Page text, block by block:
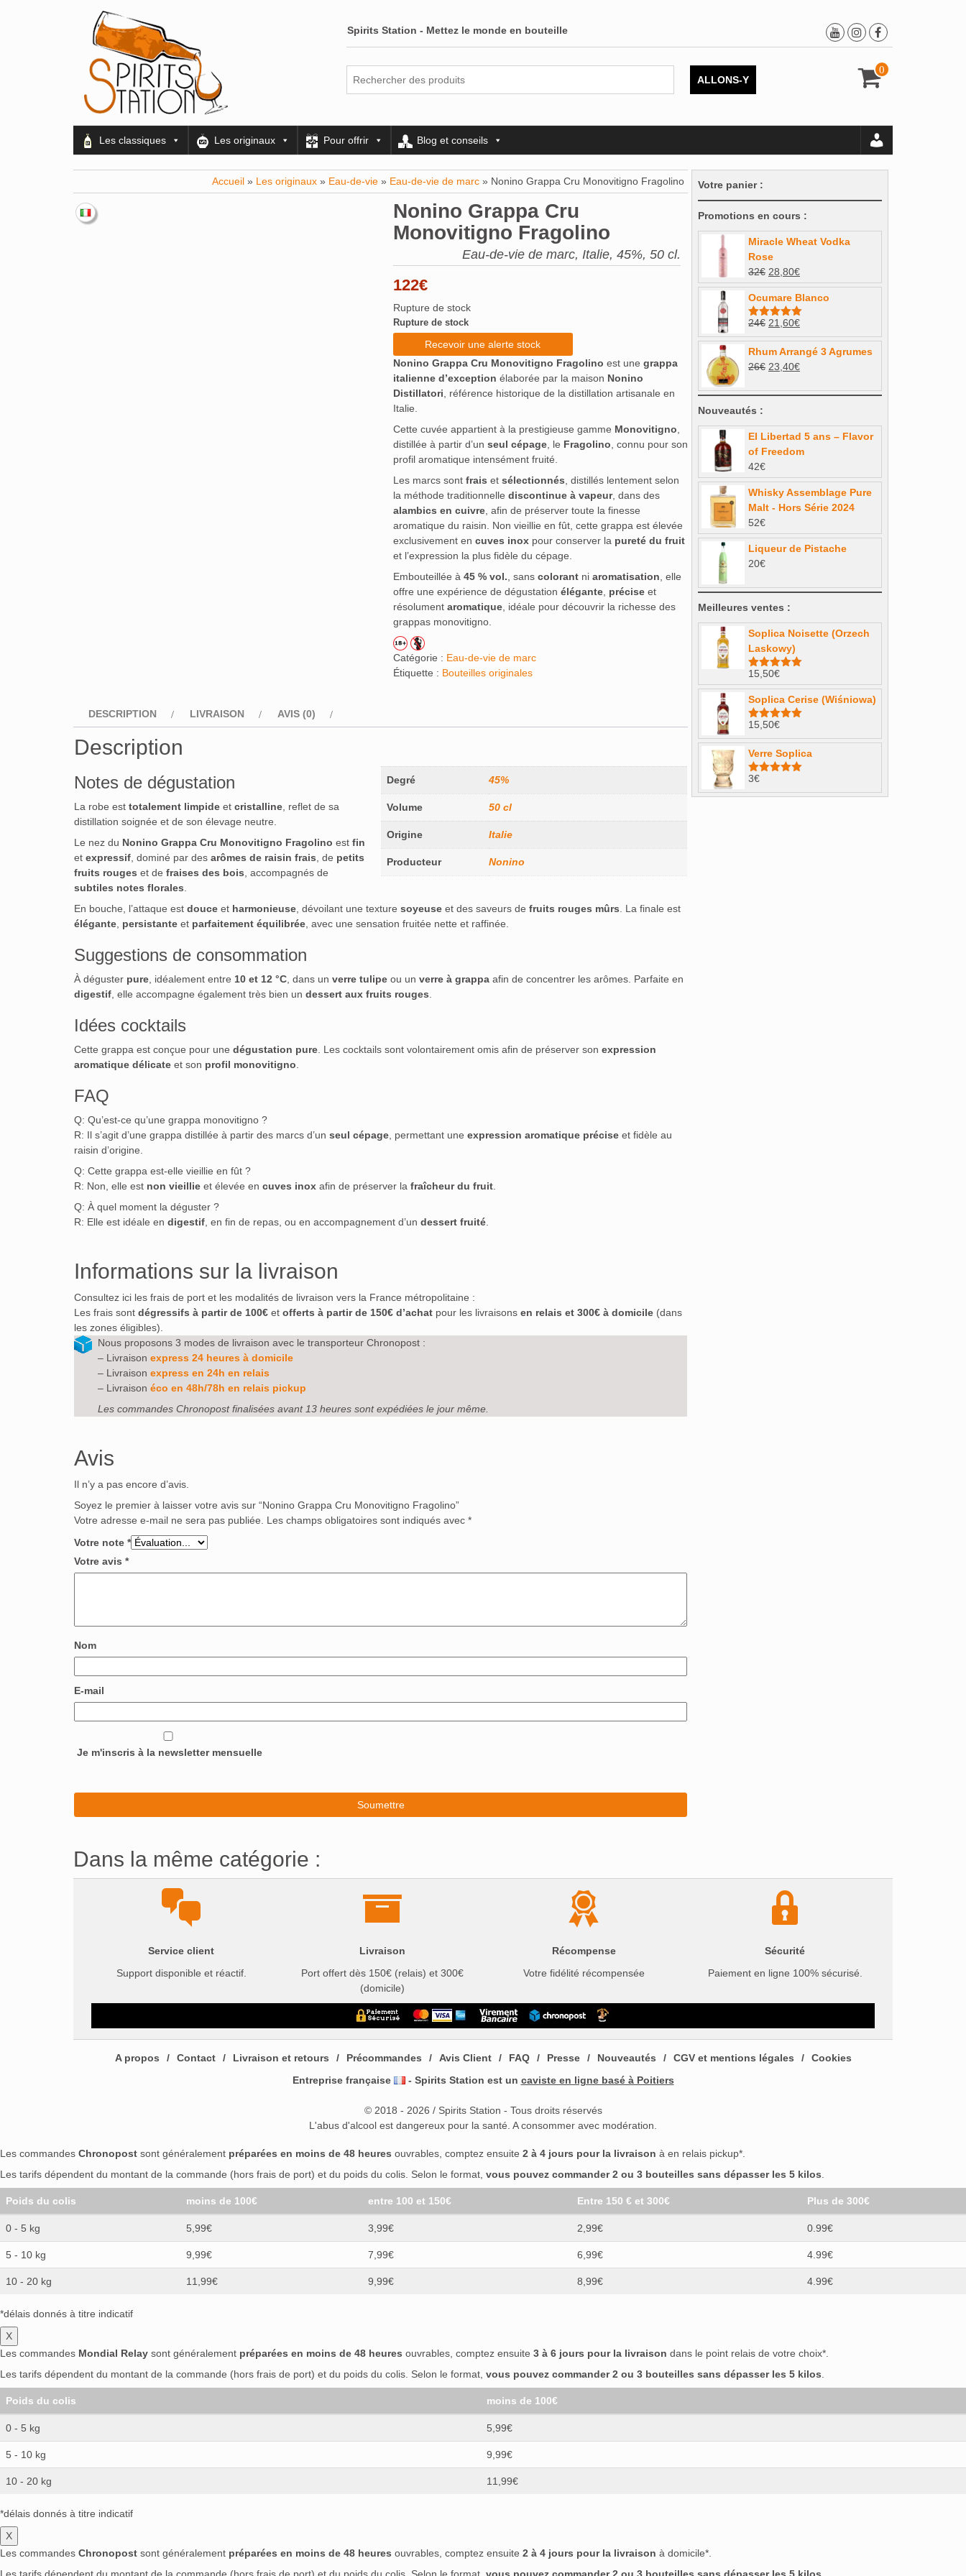
Spirits Station - Mettez le monde en bouteille
0
ALLONS-Y
Les classiques Les originaux Pour offrir Blog et conseils
Accueil » Les originaux » Eau-de-vie » Eau-de-vie de marc » Nonino Grappa Cru Monovitigno Fragolino
Nonino Grappa Cru
Monovitigno Fragolino
Eau-de-vie de marc, Italie, 45%, 50 cl.
122€
Rupture de stock
Rupture de stock
Recevoir une alerte stock
Nonino Grappa Cru Monovitigno Fragolino est une grappa
italienne d’exception élaborée par la maison Nonino
Distillatori , référence historique de la distillation artisanale en
Italie.
Cette cuvée appartient à la prestigieuse gamme Monovitigno
distillée à partir d’un seul cépage, le Fragolino , connu pour son
profil aromatique intensément fruité.
Les marcs sont frais et sélectionnés , distillés lentement selon
la méthode traditionnelle discontinue à vapeur, dans des
alambics en cuivre, afin de préserver toute la finesse
aromatique du raisin. Non vieillie en fût, cette grappa est élevée
exclusivement en cuves inoxpour conserver la pureté du fruit
et l’expression la plus fidèle du cépage.
Embouteillée à 45 % vol. , sans colorantni aromatisation , elle
offre une expérience de dégustation élégante, préciseet
résolument aromatique, idéale pour découvrir la richesse des
grappas monovitigno.
Catégorie : Eau-de-vie de marc
Étiquette : Bouteilles originales
DESCRIPTION LIVRAISON AVIS (0)
Description
Degré 45%
Volume 50 cl
Origine Italie
Producteur Nonino
Notes de dégustation
La robe est totalement limpide et cristalline, reflet de sa
distillation soignée et de son élevage neutre.
Le nez du Nonino Grappa Cru Monovitigno Fragolino est fin
et expressif, dominé par des arômes de raisin frais, de petits
fruits rouges et de fraises des bois, accompagnés de
subtiles notes florales.
En bouche, l’attaque est douce et harmonieuse, dévoilant une texture soyeuse et des saveurs de fruits rouges mûrs. La finale est
élégante, persistante et parfaitement équilibrée, avec une sensation fruitée nette et raffinée.
Suggestions de consommation
À déguster pure, idéalement entre 10 et 12 °C, dans un verre tulipe ou un verre à grappa afin de concentrer les arômes. Parfaite en
digestif, elle accompagne également très bien un dessert aux fruits rouges.
Idées cocktails
Cette grappa est conçue pour une dégustation pure. Les cocktails sont volontairement omis afin de préserver son expression
aromatique délicate et son profil monovitigno.
FAQ
Q: Qu’est-ce qu’une grappa monovitigno ?
R: Il s’agit d’une grappa distillée à partir des marcs d’un seul cépage, permettant une expression aromatique précise et fidèle au
raisin d’origine.
Q: Cette grappa est-elle vieillie en fût ?
R: Non, elle est non vieillie et élevée en cuves inox afin de préserver la fraîcheur du fruit.
Q: À quel moment la déguster ?
R: Elle est idéale en digestif, en fin de repas, ou en accompagnement d’un dessert fruité.
Informations sur la livraison
Consultez ici les frais de port et les modalités de livraison vers la France métropolitaine :
Les frais sont dégressifs à partir de 100€ et offerts à partir de 150€ d’achat pour les livraisons en relais et 300€ à domicile (dans
les zones éligibles).
Nous proposons 3 modes de livraison avec le transporteur Chronopost :
– Livraison express 24 heures à domicile
– Livraison express en 24h en relais
– Livraison éco en 48h/78h en relais pickup
Les commandes Chronopost finalisées avant 13 heures sont expédiées le jour même.
Avis
Il n’y a pas encore d’avis.
Soyez le premier à laisser votre avis sur “Nonino Grappa Cru Monovitigno Fragolino”
Votre adresse e-mail ne sera pas publiée.
Les champs obligatoires sont indiqués avec *
Votre note *
Votre avis *
Nom
E-mail
Je m'inscris à la newsletter mensuelle
Dans la même catégorie :
Votre panier :
Promotions en cours :
Miracle Wheat Vodka
Rose
32€ Le
prix
initial
était :
32€.
28,80€Le
prix
actuel
est :
28,80€.
Ocumare Blanco
Note5.00
sur 5
24€ Le
prix
initial
était :
21,60€Le
prix
actuel
est :
Rhum Arrangé 3 Agrumes
26€ Le
initial
26€.
23,40€Le
actuel
23,40€.
Nouveautés :
El Libertad 5 ans – Flavor
of Freedom
42€
Whisky Assemblage Pure
Malt - Hors Série 2024
52€
Liqueur de Pistache
20€
Meilleures ventes :
Soplica Noisette (Orzech
Laskowy)
Note4.98
sur 5
15,50€
Soplica Cerise (Wiśniowa)
Note5.00
sur 5
15,50€
Verre Soplica
Note
sur 5
3€
Service client
Support disponible et réactif.
Livraison
Port offert dès 150€ (relais) et 300€
(domicile)
Récompense
Votre fidélité récompensée
Sécurité
Paiement en ligne 100% sécurisé.
A propos Contact Livraison et retours Précommandes Avis Client FAQ Presse Nouveautés CGV et mentions légales
Cookies
Entreprise française
- Spirits Station est un caviste en ligne basé à Poitiers
© 2018 - 2026 / Spirits Station - Tous droits réservés
L'abus d'alcool est dangereux pour la santé. A consommer avec modération.
Les commandes Chronopost sont généralement préparées en moins de 48 heures ouvrables, comptez ensuite 2 à 4 jours pour la livraison à en relais pickup*.
Les tarifs dépendent du montant de la commande (hors frais de port) et du poids du colis. Selon le format, vous pouvez commander 2 ou 3 bouteilles sans dépasser les 5 kilos
Poids du colis moins de 100€ entre 100 et 150€ Entre 150 € et 300€ Plus de 300€
0 - 5 kg 5,99€ 3,99€ 2,99€ 0.99€
5 - 10 kg 9,99€ 7,99€ 6,99€ 4.99€
10 - 20 kg 11,99€ 9,99€ 8,99€ 4.99€
*délais donnés à titre indicatif
X
Les commandes Mondial Relay sont généralement préparées en moins de 48 heures ouvrables, comptez ensuite 3 à 6 jours pour la livraison dans le point relais de votre choix*.
Les tarifs dépendent du montant de la commande (hors frais de port) et du poids du colis. Selon le format, vous pouvez commander 2 ou 3 bouteilles sans dépasser les 5 kilos
Poids du colis moins de 100€
0 - 5 kg 5,99€
5 - 10 kg 9,99€
10 - 20 kg 11,99€
*délais donnés à titre indicatif
X
Les commandes Chronopost sont généralement préparées en moins de 48 heures ouvrables, comptez ensuite 2 à 4 jours pour la livraison à domicile*.
Les tarifs dépendent du montant de la commande (hors frais de port) et du poids du colis. Selon le format, vous pouvez commander 2 ou 3 bouteilles sans dépasser les 5 kilos